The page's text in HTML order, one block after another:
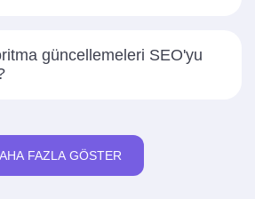
güncellemeleri SEO'yu
FAZLA GÖSTER